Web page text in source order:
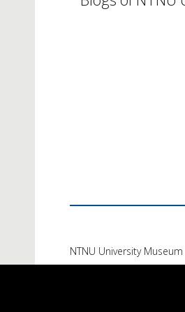
NTNU University Museum